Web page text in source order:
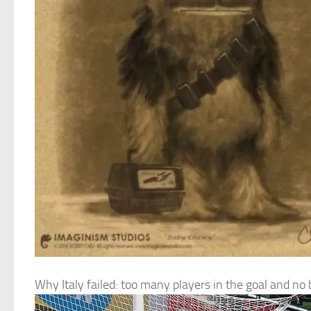
Why Italy failed: too many players in the goal and no